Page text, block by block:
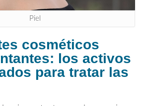
Piel
cosméticos
los activos
para tratar las